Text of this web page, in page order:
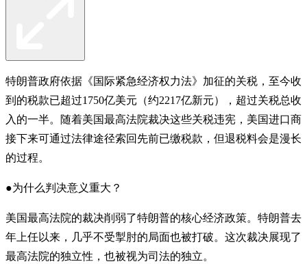
特朗普政府依据《国际紧急经济权力法》加征的关税，至今收
到的税款已超过1750亿美元（约2217亿新元），超过关税总收
入的一半。随着美国最高法院裁决这些关税违宪，美国进口商
接下来可通过法律途径索回先前已缴税款，但退税料会是漫长
的过程。
●为什么判决意义重大？
美国最高法院的裁决削弱了特朗普的核心经济政策。特朗普去
年上任以来，几乎不受掣肘的局面也被打破。这次裁决展现了
最高法院的独立性，也被视为司法的独立。